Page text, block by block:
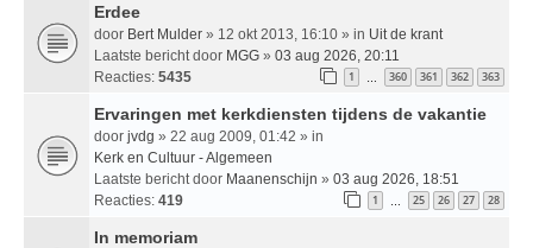
Erdee
door Bert Mulder » 12 okt 2013, 16:10 » in Uit de krant
Laatste bericht door MGG » 03 aug 2026, 20:11
Reacties: 5435 1 … 360 361 362 363
Ervaringen met kerkdiensten tijdens de vakantie
door jvdg » 22 aug 2009, 01:42 » in
Kerk en Cultuur - Algemeen
Laatste bericht door Maanenschijn » 03 aug 2026, 18:51
Reacties: 419 1 … 25 26 27 28
In memoriam